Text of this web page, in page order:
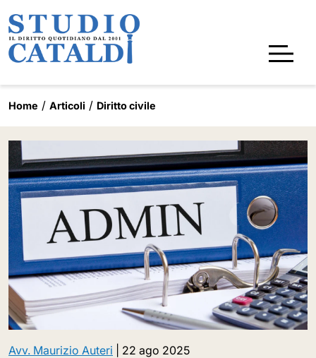
Home Articoli Diritto civile
Avv. Maurizio Auteri 22 ago 2025